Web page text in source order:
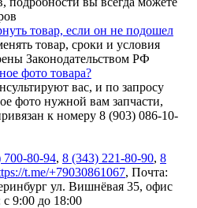
товар, если он не подошел
товар, сроки и условия
Законодательством РФ
фото товара?
вас, и по запросу
фото нужной вам запчасти,
к номеру 8 (903) 086-10-
700-80-94, 8 (343) 221-80-90, 8
t.me/+79030861067, Почта:
ул. Вишнёвая 35, офис
9:00 до 18:00